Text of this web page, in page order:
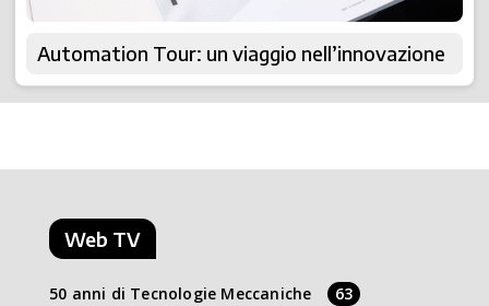
Automation Tour: un viaggio nell’innovazione
Web TV
50 anni di Tecnologie Meccaniche 63